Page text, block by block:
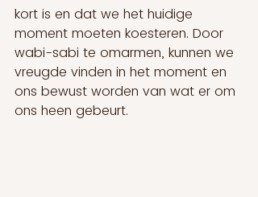
kort is en dat we het huidige
moment moeten koesteren. Door
wabi-sabi te omarmen, kunnen we
vreugde vinden in het moment en
ons bewust worden van wat er om
ons heen gebeurt.